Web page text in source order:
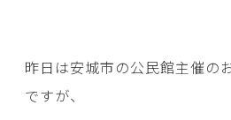
昨日は安城市の公民館主催の
ですが、